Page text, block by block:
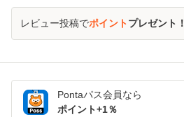
レビュー投稿でポイントプレゼント！
Pontaパス会員なら
ポイント+1％